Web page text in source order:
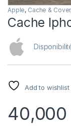
Apple, Cache & Cover
Cache
Add to wishlist